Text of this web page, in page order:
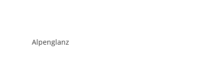
Alpenglanz